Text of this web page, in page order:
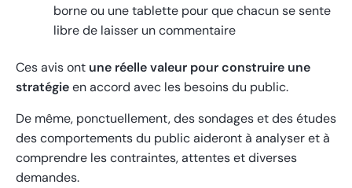
borne ou une tablette pour que chacun se sente
libre de laisser un commentaire
Ces avis ont une réelle valeur pour construire une
stratégieen accord avec les besoins du public.
De même, ponctuellement, des sondages et des études
des comportements du public aideront à analyser et à
comprendre les contraintes, attentes et diverses
demandes.